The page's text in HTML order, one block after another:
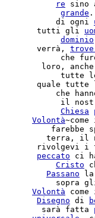
re
grande
di ogni
tutti gli
dominio
verrà,
che
loro,
tutte
quale
che
il
Chiesa
Volontà
farebbe
terra, il
rivolgevi i
peccato ci
Cristo
Passano
sopra
Volontà
Disegno di
sarà fatta